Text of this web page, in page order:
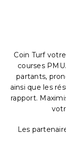
Coin Turf
courses
partants,
ainsi que les
rapport.
Les